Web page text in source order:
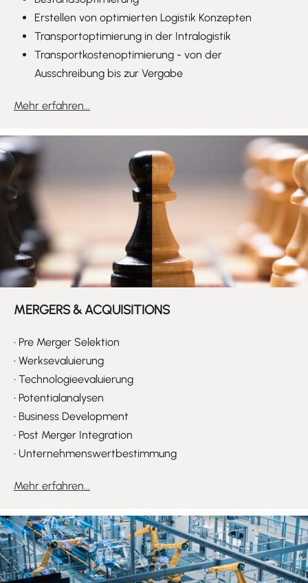
Erstellen von optimierten Logistik Konzepten
Transportoptimierung in der Intralogistik
Transportkostenoptimierung - von der
Ausschreibung bis zur Vergabe
Mehr erfahren...
MERGERS & ACQUISITIONS
• Pre Merger Selektion
• Werksevaluierung
• Technologieevaluierung
• Potentialanalysen
• Business Development
• Post Merger Integration
• Unternehmenswertbestimmung
Mehr erfahren...